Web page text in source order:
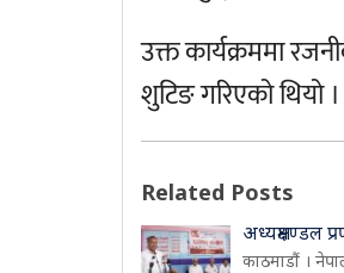
उक्त कार्यक्रममा
शुटिङ गरिएको थियो
Related Posts
अध्यक्षमण्डल
काठमाडौं ।